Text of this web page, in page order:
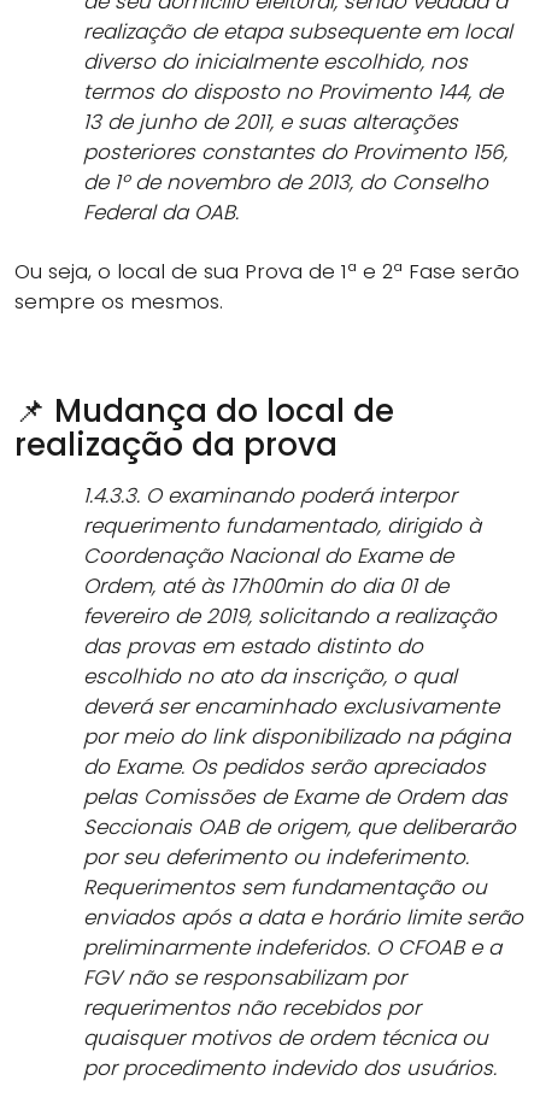
realização de etapa subsequente em local
diverso do inicialmente escolhido, nos
termos do disposto no Provimento 144, de
13 de junho de 2011, e suas alterações
posteriores constantes do Provimento 156,
de 1º de novembro de 2013, do Conselho
Federal da OAB.
Ou seja, o local de sua Prova de 1ª e 2ª Fase serão
sempre os mesmos.
📌 Mudança do local de
realização da prova
1.4.3.3. O examinando poderá interpor
requerimento fundamentado, dirigido à
Coordenação Nacional do Exame de
Ordem, até às 17h00min do dia 01 de
fevereiro de 2019, solicitando a realização
das provas em estado distinto do
escolhido no ato da inscrição, o qual
deverá ser encaminhado exclusivamente
por meio do link disponibilizado na página
do Exame. Os pedidos serão apreciados
pelas Comissões de Exame de Ordem das
Seccionais OAB de origem, que deliberarão
por seu deferimento ou indeferimento.
Requerimentos sem fundamentação ou
enviados após a data e horário limite serão
preliminarmente indeferidos. O CFOAB e a
FGV não se responsabilizam por
requerimentos não recebidos por
quaisquer motivos de ordem técnica ou
por procedimento indevido dos usuários.